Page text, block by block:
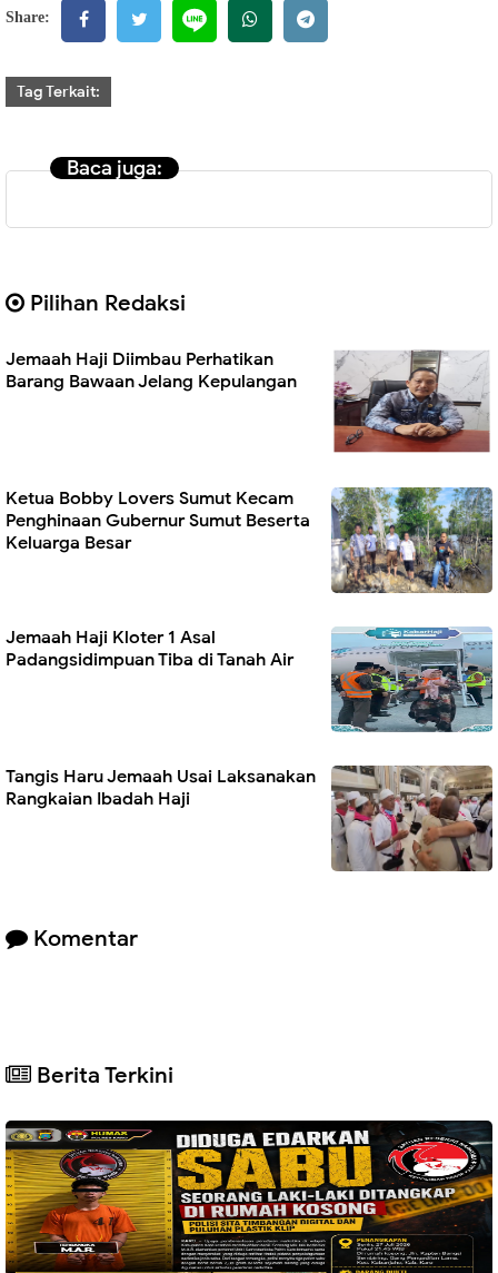
Share:
Tag Terkait:
Baca juga:
Pilihan Redaksi
Jemaah Haji Diimbau Perhatikan
Barang Bawaan Jelang Kepulangan
Ketua Bobby Lovers Sumut Kecam
Penghinaan Gubernur Sumut Beserta
Keluarga Besar
Jemaah Haji Kloter 1 Asal
Padangsidimpuan Tiba di Tanah Air
Tangis Haru Jemaah Usai Laksanakan
Rangkaian Ibadah Haji
Komentar
Berita Terkini